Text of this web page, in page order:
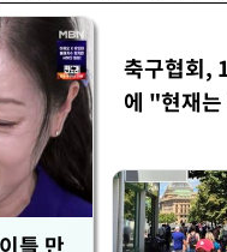
틀 만
축구협회,
에 "현재